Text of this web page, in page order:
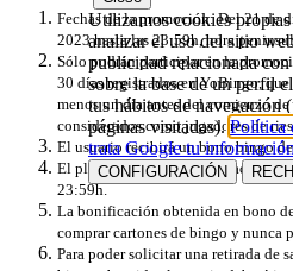
Fechas de la promoción: Del 21 de
2023 hasta las 23:59h, hora
Sólo podrán participar en la
30 días registrados en YoBingo,
menos un día antes del comienzo
considerados como jugadores de
El usuario recibirá un bono bingo
El plazo máximo de reclamación
23:59h.
La bonificación obtenida en bono
comprar cartones de bingo y nunca
Para poder solicitar una retirada de
Utilizamos cookies
analizar el uso del sitio
publicidad relacionada con
sobre la base de un perfil
tus hábitos de navegación
páginas visitadas).Política
trata Google tu
CONFIGURACIÓN